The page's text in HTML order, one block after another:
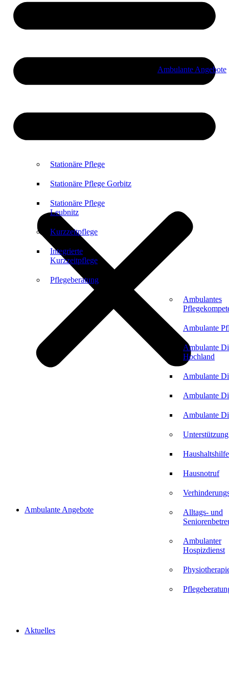
Aktuelles
Stationäre Pflege
Stationäre Pflege Gorbitz
Stationäre Pflege
Leubnitz
Kurzzeitpflege
Integrierte
Kurzzeitpflege
Pflegeberatung
Ambulante Angebote
Ambulante Angebote
Ambulantes
Ambulante
Ambulante
Hochland
Ambulante
Ambulante
Ambulante
Haushaltshilfe
Hausnotruf
Alltags- und
Ambulanter
Hospizdienst